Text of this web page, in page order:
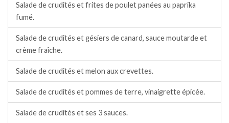
Salade de crudités et frites de poulet panées au paprika
fumé.
Salade de crudités et gésiers de canard, sauce moutarde et
crème fraîche.
Salade de crudités et melon aux crevettes.
Salade de crudités et pommes de terre, vinaigrette épicée.
Salade de crudités et ses 3 sauces.